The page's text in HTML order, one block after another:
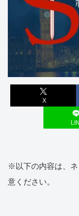
X
※以下の内容は、
意ください。